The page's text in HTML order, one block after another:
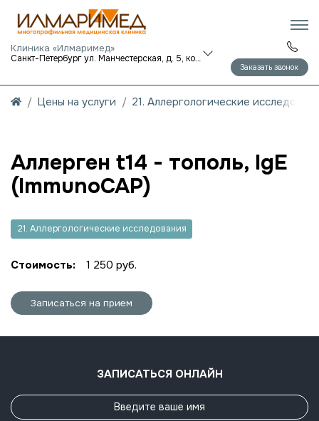
Клиника «Илмаримед»
Санкт-Петербург ул. Манчестерская, д. 5, корп. 1
Заказать звонок
Цены на услуги 21. Аллергологические
Аллерген t14 - тополь, IgE
(ImmunoCAP)
21. Аллергологические исследования
Стоимость: 1 250 руб.
Записаться на прием
ЗАПИСАТЬСЯ ОНЛАЙН